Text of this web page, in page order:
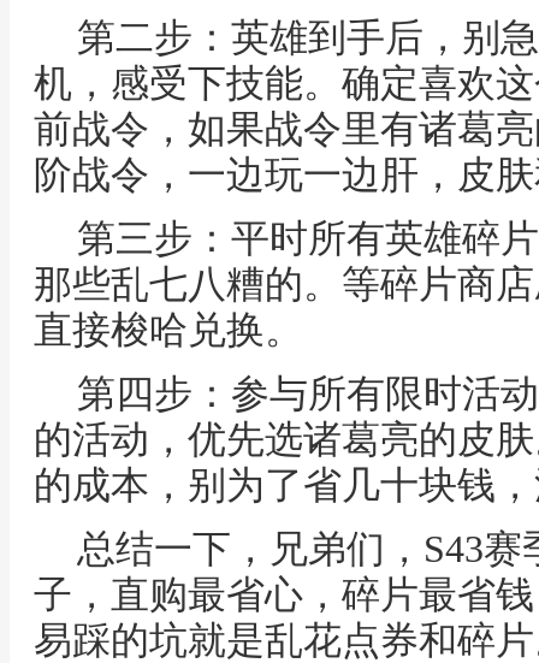
第二步：英雄到手后，别
机，感受下技能。确定喜欢
前战令，如果战令里有诸葛
阶战令，一边玩一边肝，皮
第三步：平时所有英雄碎
那些乱七八糟的。等碎片商
直接梭哈兑换。
第四步：参与所有限时活
的活动，优先选诸葛亮的皮
的成本，别为了省几十块钱
总结一下，兄弟们，S43
子，直购最省心，碎片最省
易踩的坑就是乱花点券和碎